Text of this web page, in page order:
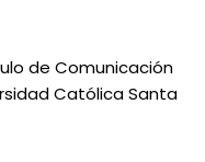
de Comunicación
Católica Santa